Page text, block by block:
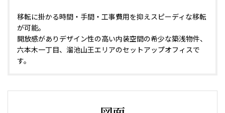
移転に掛かる時間・手間・工事費用を抑えスピーディな移転
が可能。
開放感がありデザイン性の高い内装空間の希少な築浅物件、
六本木一丁目、溜池山王エリアのセットアップオフィスで
す。